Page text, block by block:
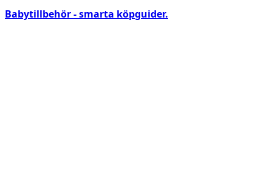
Babytillbehör - smarta köpguider.